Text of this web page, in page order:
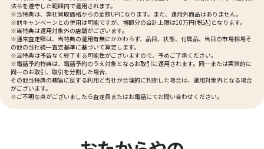
プラチナ900 （Pt900/K18） イヤリング
参考買取価格
ASK
プラチナ900 （
0.7ct
参考買取価格
ASK
法令を遵守した範囲内で適用されます。
※当特典は、弊社買取価格からの金額UPになります。また、適用外商品はありません。
※他キャンペーンとの併用は可能ですが、増額分の合計上限は10万円(税込)となります。
※当特典は適用対象外の店舗がございます。
※通常査定額は、当特典の適用有無にかかわらず、品目、状態、付属品、当日の市場相場そ
の他の当社統一査定基準に基づいて算定します。
※当特典は予告なく終了する可能性がございますので、予めご了承ください。
※電話予約特典は、電話予約のうえ対象となるお取引に適用されます。同一または実質的に
同一のお取引、取引を分割した場合、
その他当特典の趣旨に反する利用と当社が合理的に判断した場合は、適用対象外となる場合
がございます。
※ご不明な点がございましたら査定員またはお電話にてお問い合わせください。